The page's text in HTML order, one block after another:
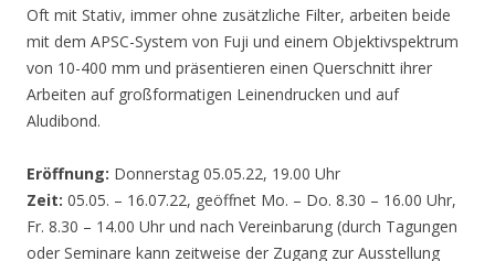
Oft mit Stativ, immer ohne zusätzliche Filter, arbeiten beide
mit dem APSC-System von Fuji und einem Objektivspektrum
von 10-400 mm und präsentieren einen Querschnitt ihrer
Arbeiten auf großformatigen Leinendrucken und auf
Aludibond.
Eröffnung: Donnerstag 05.05.22, 19.00 Uhr
Zeit: 05.05. – 16.07.22, geöffnet Mo. – Do. 8.30 – 16.00 Uhr,
Fr. 8.30 – 14.00 Uhr und nach Vereinbarung (durch Tagungen
oder Seminare kann zeitweise der Zugang zur Ausstellung